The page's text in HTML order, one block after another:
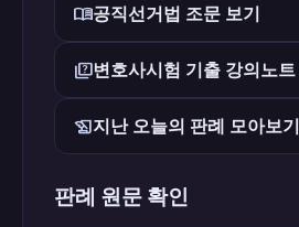
menu_book공직선거법 조문 보기
quiz변호사시험 기출 강의노트
history_edu지난 오늘의 판례 모아보기
판례 원문 확인